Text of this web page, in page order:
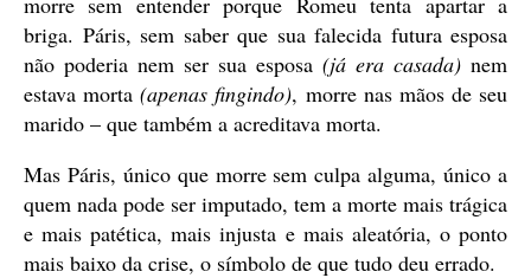
briga. Páris, sem saber que sua falecida futura esposa
não poderia nem ser sua esposa (já era casada) nem
estava morta(apenas fingindo), morre nas mãos de seu
marido – que também a acreditava morta.
Mas Páris, único que morre sem culpa alguma, único a
quem nada pode ser imputado, tem a morte mais trágica
e mais patética, mais injusta e mais aleatória, o ponto
mais baixo da crise, o símbolo de que tudo deu errado.